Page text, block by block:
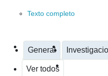
Texto completo
General
Ver todos